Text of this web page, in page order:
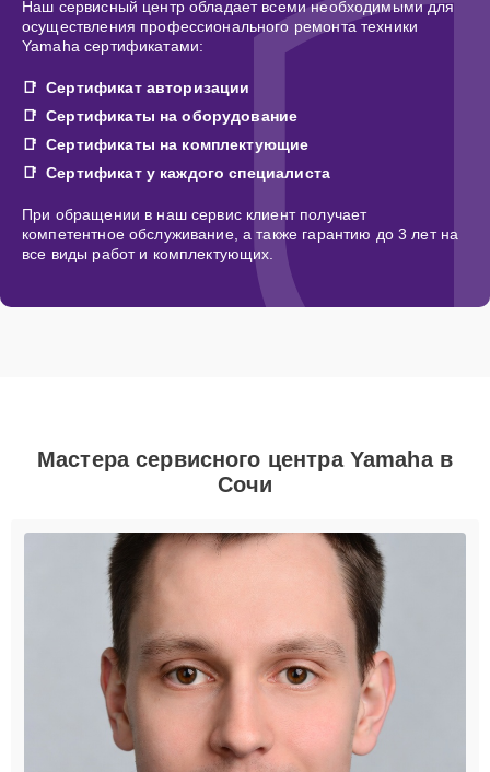
Наш сервисный центр обладает всеми необходимыми для
осуществления профессионального ремонта техники
Yamaha сертификатами:
Сертификат авторизации
Сертификаты на оборудование
Сертификаты на комплектующие
Сертификат у каждого специалиста
При обращении в наш сервис клиент получает
компетентное обслуживание, а также гарантию до 3 лет на
все виды работ и комплектующих.
Мастера сервисного центра Yamaha в
Сочи